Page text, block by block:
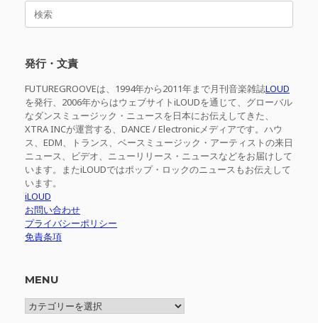
検
発行・文責
FUTUREGROOVEは、1994年から2011年まで月刊音楽雑誌LOUD
を発行、2006年からはウェブサイトiLOUDを通じて、グローバル
なダンスミュージック・ニュースを日本にお伝えしてきた、
XTRA INCが運営する、DANCE / Electronicメディアです。ハウ
ス、EDM、トランス、ベースミュージック・アーティストの来日
ニュース、ビデオ、ニューリリース・ニュースなどをお届けして
います。またiLOUDではポップ・ロックのニュースもお伝えして
います。
iLOUD
お問い合わせ
プライバシーポリシー
免責条項
MENU
MENU